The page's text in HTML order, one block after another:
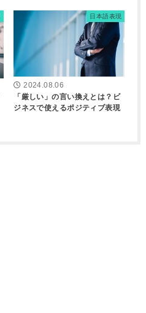
日本語表現
2024.08.06
「厳しい」の言い換えとは？ビ
ジネスで使えるポジティブ表現